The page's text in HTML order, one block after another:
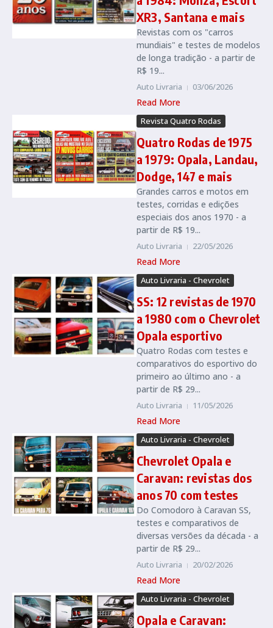
XR3, Santana e mais
Revistas com os "carros
mundiais" e testes de modelos
de longa tradição - a partir de
R$ 19...
Auto Livraria 03/06/2026
Read More
Revista Quatro Rodas
Quatro Rodas de 1975
a 1979: Opala, Landau,
Dodge, 147 e mais
Grandes carros e motos em
testes, corridas e edições
especiais dos anos 1970 - a
partir de R$ 19...
Auto Livraria 22/05/2026
Read More
Auto Livraria - Chevrolet
SS: 12 revistas de 1970
a 1980 com o Chevrolet
Opala esportivo
Quatro Rodas com testes e
comparativos do esportivo do
primeiro ao último ano - a
partir de R$ 29...
Auto Livraria 11/05/2026
Read More
Auto Livraria - Chevrolet
Chevrolet Opala e
Caravan: revistas dos
anos 70 com testes
Do Comodoro à Caravan SS,
testes e comparativos de
diversas versões da década - a
partir de R$ 29...
Auto Livraria 20/02/2026
Read More
Auto Livraria - Chevrolet
Opala e Caravan: